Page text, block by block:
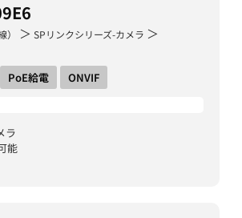
＞ SPリンクシリーズ-カメラ ＞
PoE給電 ONVIF
ラ
能